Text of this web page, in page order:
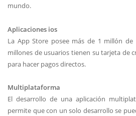
mundo.
Aplicaciones ios
La App Store posee más de 1 millón de
millones de usuarios tienen su tarjeta de
para hacer pagos directos.
Multiplataforma
El desarrollo de una aplicación
permite que con un solo desarrollo se